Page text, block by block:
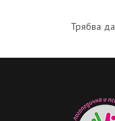
Трябва да